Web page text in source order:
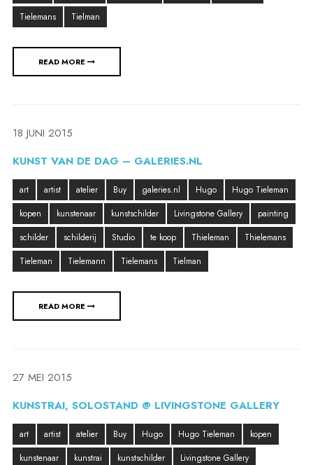
Tielemans
Tielman
READ MORE
18 JUNI 2015
KUNST VAN DE DAG – GALERIES.NL
art artist atelier Buy galeries.nl Hugo
Hugo Tieleman
kopen
kunstenaar kunstschilder Livingstone Gallery
painting
schilder
schilderij Studio te koop Thieleman
Thielemans
Tieleman
Tielemann Tielemans Tielman
READ MORE
27 MEI 2015
KUNSTRAI, SOLOSTAND @ LIVINGSTONE GALLERY
art artist atelier Buy Hugo Hugo Tieleman
kopen
kunstenaar
kunstrai kunstschilder
Livingstone Gallery